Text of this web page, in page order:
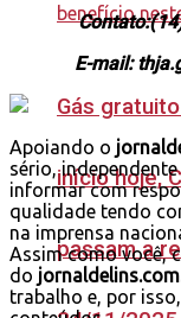
Gás
início hoje,
passam a
E-mail:
Apoiando o
sério,
informar com
qualidade tendo
na imprensa
Assim como você,
do
trabalho e, por